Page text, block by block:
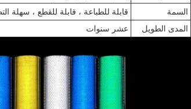
السمة
قابلة للطباعة ، قابلة للقطع ، سهلة
المدى الطويل
عشر سنوات